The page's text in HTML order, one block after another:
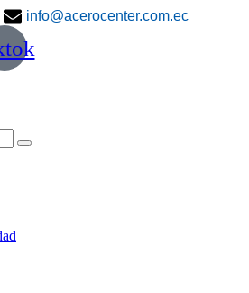
info@acerocenter.com.ec